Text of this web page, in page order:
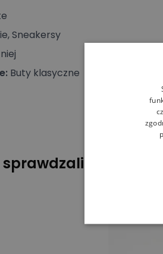
Sneakersy
: Buty klasyczne
również